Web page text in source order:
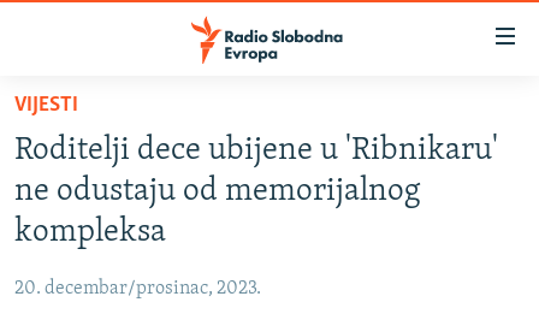
Pređite
glavni
sadržaj
Pređite
na
glavnu
VIJESTI
BOSNA I HERCEGOVINA
CRNA GORA
VIJESTI
Roditelji dece ubijene u 'Ribnikaru'
ne odustaju od memorijalnog
kompleksa
20. decembar/prosinac, 2023.